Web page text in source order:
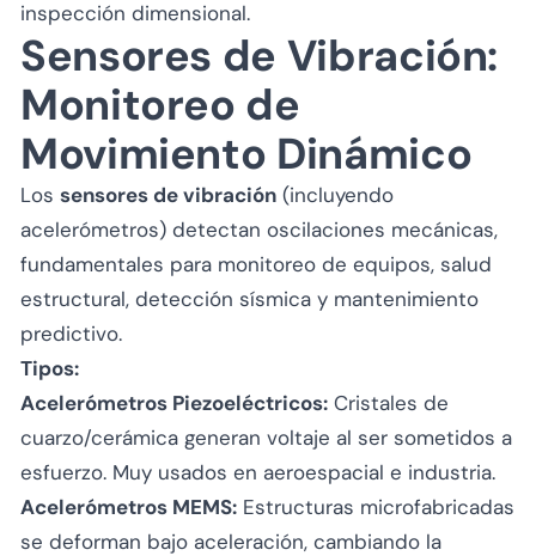
inspección dimensional.
Sensores de Vibración:
Monitoreo de
Movimiento Dinámico
Los sensores de vibración (incluyendo
acelerómetros) detectan oscilaciones mecánicas,
fundamentales para monitoreo de equipos, salud
estructural, detección sísmica y mantenimiento
predictivo.
Tipos:
Acelerómetros Piezoeléctricos: Cristales de
cuarzo/cerámica generan voltaje al ser sometidos a
esfuerzo. Muy usados en aeroespacial e industria.
Acelerómetros MEMS: Estructuras microfabricadas
se deforman bajo aceleración, cambiando la